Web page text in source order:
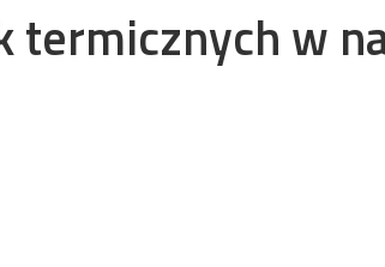
termicznych w